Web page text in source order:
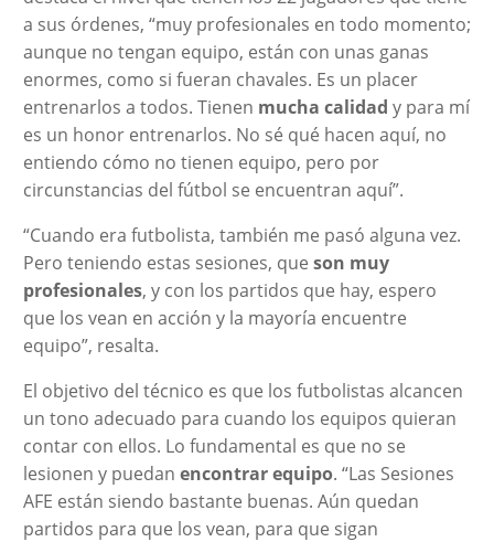
a sus órdenes, “muy profesionales en todo momento;
aunque no tengan equipo, están con unas ganas
enormes, como si fueran chavales. Es un placer
entrenarlos a todos. Tienen mucha calidad y para mí
es un honor entrenarlos. No sé qué hacen aquí, no
entiendo cómo no tienen equipo, pero por
circunstancias del fútbol se encuentran aquí”.
“Cuando era futbolista, también me pasó alguna vez.
Pero teniendo estas sesiones, que son muy
profesionales, y con los partidos que hay, espero
que los vean en acción y la mayoría encuentre
equipo”, resalta.
El objetivo del técnico es que los futbolistas alcancen
un tono adecuado para cuando los equipos quieran
contar con ellos. Lo fundamental es que no se
lesionen y puedan encontrar equipo. “Las Sesiones
AFE están siendo bastante buenas. Aún quedan
partidos para que los vean, para que sigan